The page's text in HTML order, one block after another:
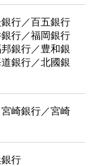
行／百五銀行
行／福岡銀行
銀行／豊和銀
銀行／北國銀
崎銀行／宮崎
行